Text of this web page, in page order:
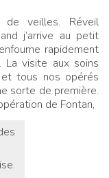
veilles. Réveil
j’arrive au petit
rapidement
visite aux soins
tous nos opérés
sorte de première.
de Fontan,